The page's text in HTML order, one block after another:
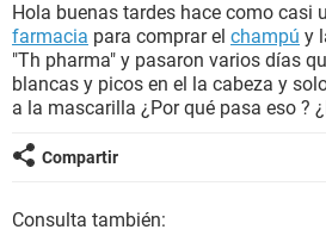
SEXUALIDAD
GLOSARIO
Hola buenas tardes hace como casi
farmacia para comprar el champú y
"Th pharma" y pasaron varios días
blancas y picos en el la cabeza y
a la mascarilla ¿Por qué pasa eso ?
Compartir
Consulta también: